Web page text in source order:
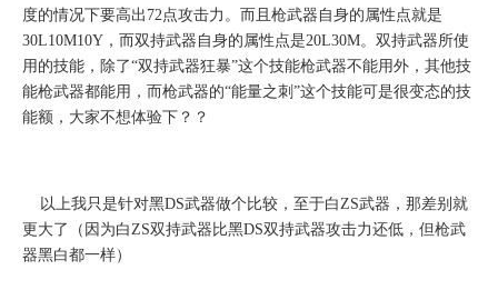
度的情况下要高出 72点攻击力。而且枪武器自身的属性点就是
30L10M10Y ，而双持武器自身的属性点是20L30M。双持武器所使
用的技能，除了“双持武器狂暴”这个技能枪武器不能用外，其他技
能枪武器都能用，而枪武器的“能量之刺”这个技能可是很变态的技
能额，大家不想体验下？？
以上我只是针对黑DS武器做个比较，至于白 ZS武器，那差别就
更大了（因为白 ZS双持武器比黑DS双持武器攻击力还低，但枪武
器黑白都一样）